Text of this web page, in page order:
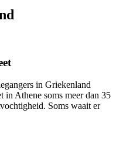
in Griekenland
in Athene soms meer dan 35
Soms waait er